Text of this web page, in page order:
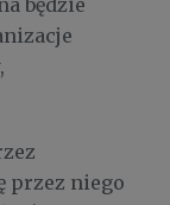
będzie
przez niego